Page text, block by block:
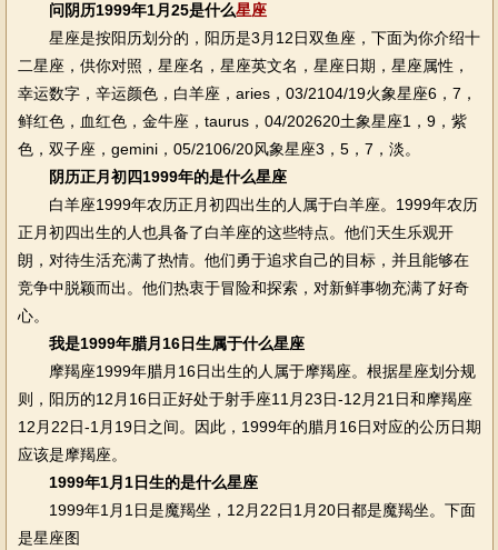
问阴历1999年1月25是什么星座
星座是按阳历划分的，阳历是3月12日双鱼座，下面为你介绍十
二星座，供你对照，星座名，星座英文名，星座日期，星座属性，
幸运数字，辛运颜色，白羊座，aries，03/2104/19火象星座6，7，
鲜红色，血红色，金牛座，taurus，04/202620土象星座1，9，紫
色，双子座，gemini，05/2106/20风象星座3，5，7，淡。
阴历正月初四1999年的是什么星座
白羊座1999年农历正月初四出生的人属于白羊座。1999年农历
正月初四出生的人也具备了白羊座的这些特点。他们天生乐观开
朗，对待生活充满了热情。他们勇于追求自己的目标，并且能够在
竞争中脱颖而出。他们热衷于冒险和探索，对新鲜事物充满了好奇
心。
我是1999年腊月16日生属于什么星座
摩羯座1999年腊月16日出生的人属于摩羯座。根据星座划分规
则，阳历的12月16日正好处于射手座11月23日-12月21日和摩羯座
12月22日-1月19日之间。因此，1999年的腊月16日对应的公历日期
应该是摩羯座。
1999年1月1日生的是什么星座
1999年1月1日是魔羯坐，12月22日1月20日都是魔羯坐。下面
是星座图